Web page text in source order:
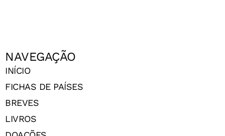
NAVEGAÇÃO
INÍCIO
FICHAS DE PAÍSES
BREVES
LIVROS